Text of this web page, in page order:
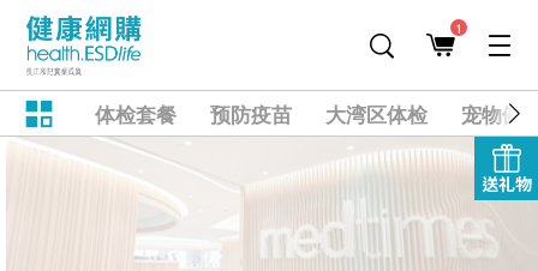
1
体检套餐 预防疫苗 大湾区体检 宠物健
送礼物